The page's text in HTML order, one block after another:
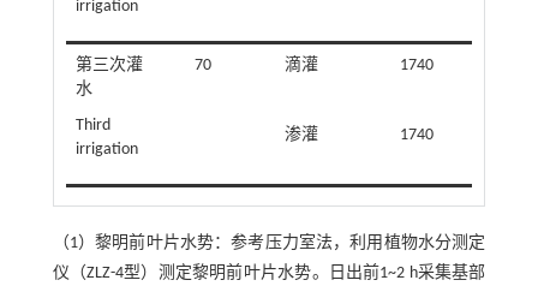
irrigation
第三次灌
水
Third
irrigation
70 滴灌 1740
渗灌 1740
（1）黎明前叶片水势：参考压力室法，利用植物水分测定
仪（ZLZ-4型）测定黎明前叶片水势。日出前1~2 h采集基部